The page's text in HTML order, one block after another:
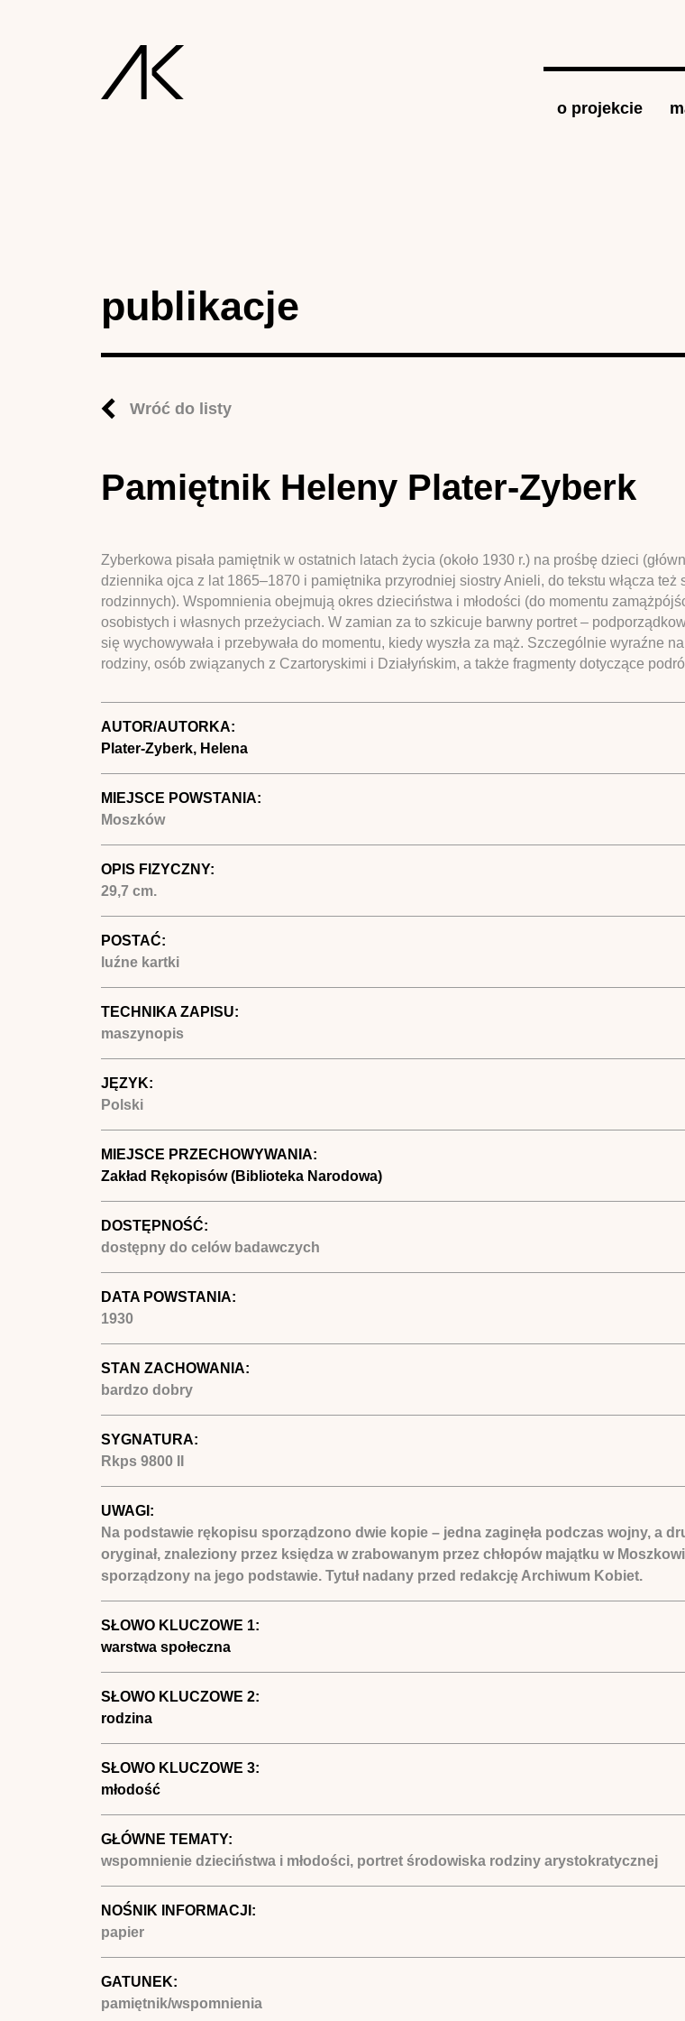
o projekcie
publikacje
Wróć do listy
Pamiętnik Heleny Plater-Zyberk
Zyberkowa pisała pamiętnik w ostatnich latach życia (około 1930 r.) na prośbę dzieci
dziennika ojca z lat 1865–1870 i pamiętnika przyrodniej siostry Anieli, do tekstu włącza
rodzinnych). Wspomnienia obejmują okres dzieciństwa i młodości (do momentu
osobistych i własnych przeżyciach. W zamian za to szkicuje barwny portret –
się wychowywała i przebywała do momentu, kiedy wyszła za mąż. Szczególnie wyraźne
rodziny, osób związanych z Czartoryskimi i Działyńskim, a także fragmenty dotyczące
AUTOR/AUTORKA:
Plater-Zyberk, Helena
MIEJSCE POWSTANIA:
Moszków
OPIS FIZYCZNY:
29,7 cm.
POSTAĆ:
luźne kartki
TECHNIKA ZAPISU:
maszynopis
JĘZYK:
Polski
MIEJSCE PRZECHOWYWANIA:
Zakład Rękopisów (Biblioteka Narodowa)
DOSTĘPNOŚĆ:
dostępny do celów badawczych
DATA POWSTANIA:
1930
STAN ZACHOWANIA:
bardzo dobry
SYGNATURA:
Rkps 9800 II
UWAGI:
Na podstawie rękopisu sporządzono dwie kopie – jedna zaginęła podczas wojny, a
oryginał, znaleziony przez księdza w zrabowanym przez chłopów majątku w
sporządzony na jego podstawie. Tytuł nadany przed redakcję Archiwum Kobiet.
SŁOWO KLUCZOWE 1:
warstwa społeczna
SŁOWO KLUCZOWE 2:
rodzina
SŁOWO KLUCZOWE 3:
młodość
GŁÓWNE TEMATY:
wspomnienie dzieciństwa i młodości, portret środowiska rodziny arystokratycznej
NOŚNIK INFORMACJI:
papier
GATUNEK:
pamiętnik/wspomnienia